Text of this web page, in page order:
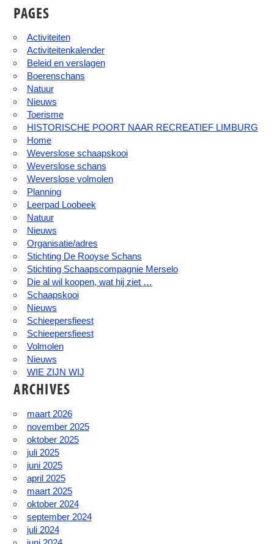
PAGES
Activiteiten
Activiteitenkalender
Beleid en verslagen
Boerenschans
Natuur
Nieuws
Toerisme
HISTORISCHE POORT NAAR RECREATIEF LIMBURG
Home
Weverslose schaapskooi
Weverslose schans
Weverslose volmolen
Planning
Leerpad Loobeek
Natuur
Nieuws
Organisatie/adres
Stichting De Rooyse Schans
Stichting Schaapscompagnie Merselo
Die al wil koopen, wat hij ziet …
Schaapskooi
Nieuws
Schieepersfieest
Schieepersfieest
Volmolen
Nieuws
WIE ZIJN WIJ
ARCHIVES
maart 2026
november 2025
oktober 2025
juli 2025
juni 2025
april 2025
maart 2025
oktober 2024
september 2024
juli 2024